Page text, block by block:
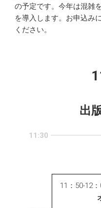
の予定です。今年は混雑
を導入します。お申込み
ください。
出
11:30
11：50-12